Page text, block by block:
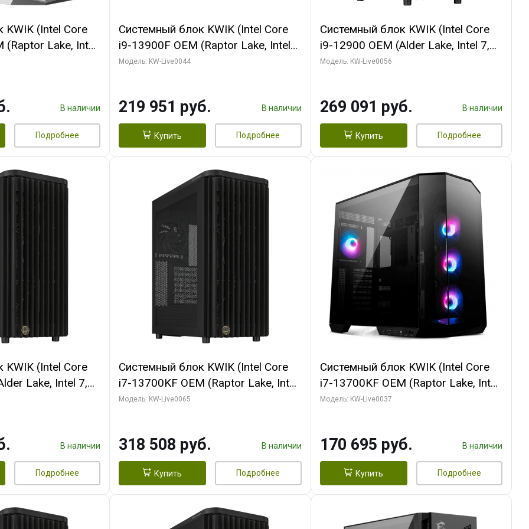
KWIK (Intel Core
(Raptor Lake, Intel
32 ГБ ОЗУ (2
В наличии
Подробнее
Системный блок KWIK (Intel Core
i9-13900F OEM (Raptor Lake, Intel
7, Efficient-co/ 32 ГБ ОЗУ (2
HD/ 512 ГБ SSD)
Модель: KW-Live0044
219 951 руб. В наличии
Купить Подробнее
Системный блок KWIK (Intel Core
i9-12900 OEM (Alder Lake, Intel 7,
C16 8EC/8PC/T2/ 64 ГБ ОЗУ (2
ТБ SSD)
Модель: KW-Live0056
269 091 руб. В наличии
Купить Подробнее
KWIK (Intel Core
Lake, Intel 7,
64 ГБ ОЗУ (2
В наличии
Подробнее
Системный блок KWIK (Intel Core
i7-13700KF OEM (Raptor Lake, Intel
7, C16 8EC/8PC/ 64 ГБ ОЗУ (2
2/ 1 ТБ SSD)
Модель: KW-Live0065
318 508 руб. В наличии
Купить Подробнее
Системный блок KWIK (Intel Core
i7-13700KF OEM (Raptor Lake, Intel
7, C16 8EC/8PC/ 32 ГБ ОЗУ (2
HDMI/ 1 ТБ SSD)
Модель: KW-Live0037
170 695 руб. В наличии
Купить Подробнее